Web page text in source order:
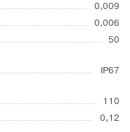
0,009
0,006
50
IP67
110
0,12